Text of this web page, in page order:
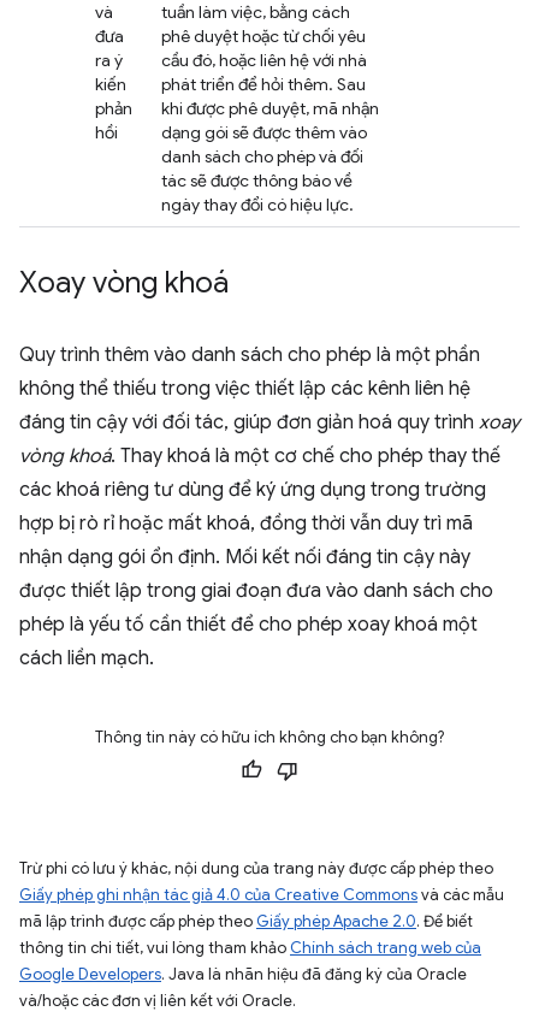
và
đưa
ra ý
kiến
phản
hồi
tuần làm việc, bằng cách
phê duyệt hoặc từ chối yêu
cầu đó, hoặc liên hệ với nhà
phát triển để hỏi thêm. Sau
khi được phê duyệt, mã nhận
dạng gói sẽ được thêm vào
danh sách cho phép và đối
tác sẽ được thông báo về
ngày thay đổi có hiệu lực.
Xoay vòng khoá
Quy trình thêm vào danh sách cho phép là một phần
không thể thiếu trong việc thiết lập các kênh liên hệ
đáng tin cậy với đối tác, giúp đơn giản hoá quy trình xoay
vòng khoá. Thay khoá là một cơ chế cho phép thay thế
các khoá riêng tư dùng để ký ứng dụng trong trường
hợp bị rò rỉ hoặc mất khoá, đồng thời vẫn duy trì mã
nhận dạng gói ổn định. Mối kết nối đáng tin cậy này
được thiết lập trong giai đoạn đưa vào danh sách cho
phép là yếu tố cần thiết để cho phép xoay khoá một
cách liền mạch.
Thông tin này có hữu ích không cho bạn không?
Trừ phi có lưu ý khác, nội dung của trang này được cấp phép theo
Giấy phép ghi nhận tác giả 4.0 của Creative Commonsvà các mẫu
mã lập trình được cấp phép theo Giấy phép Apache 2.0. Để biết
thông tin chi tiết, vui lòng tham khảo Chính sách trang web của
Google Developers. Java là nhãn hiệu đã đăng ký của Oracle
và/hoặc các đơn vị liên kết với Oracle.